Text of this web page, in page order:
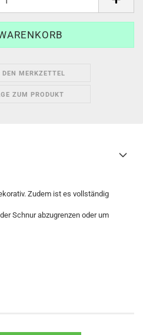
DEN MERKZETTEL
ZUM PRODUKT
Zudem ist es vollständig
Schnur abzugrenzen oder um